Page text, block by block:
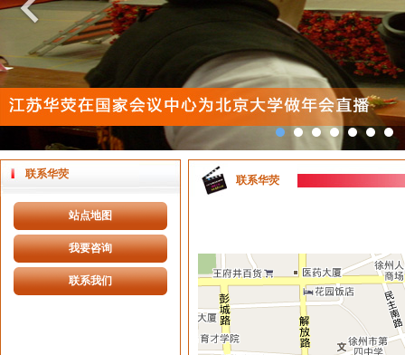
联系华荧
站点地图
我要咨询
联系我们
联系华荧